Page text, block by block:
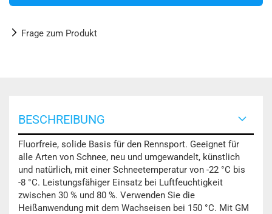
Frage zum Produkt
BESCHREIBUNG
Fluorfreie, solide Basis für den Rennsport. Geeignet für
alle Arten von Schnee, neu und umgewandelt, künstlich
und natürlich, mit einer Schneetemperatur von -22 °C bis
-8 °C. Leistungsfähiger Einsatz bei Luftfeuchtigkeit
zwischen 30 % und 80 %. Verwenden Sie die
Heißanwendung mit dem Wachseisen bei 150 °C. Mit GM